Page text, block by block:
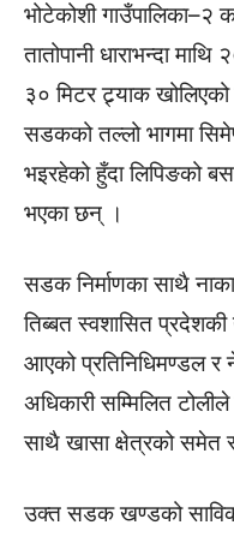
भोटेकोशी गाउँपालिका–२
तातोपानी धाराभन्दा
३० मिटर ट्र्याक
सडकको तल्लो भागमा
भइरहेको हुँदा लिपिङको
भएका छन् ।
सडक निर्माणका साथै
तिब्बत स्वशासित
आएको प्रतिनिधिमण्डल र
अधिकारी सम्मिलित
साथै खासा क्षेत्रको समेत
उक्त सडक खण्डको साविक